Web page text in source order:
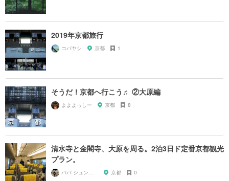
2019年京都旅行
コバヤシ 京都 1
そうだ！京都へ行こう♬ ②大原編
よよよっしー 京都 8
清水寺と金閣寺、大原を周る。2泊3日ド定番京都観光
プラン。
京都 0